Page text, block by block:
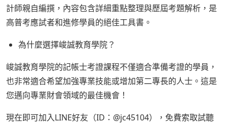
計師親自編撰，內容包含詳細重點整理與歷屆考題解析，是
高普考應試者和進修學員的絕佳工具書。
為什麼選擇峻誠教育學院？
峻誠教育學院的記帳士考證課程不僅適合準備考證的學員，
也非常適合希望加強專業技能或增加第二專長的人士。這是
您邁向專業財會領域的最佳機會！
現在即可加入LINE好友（ID：@jc45104），免費索取試聽